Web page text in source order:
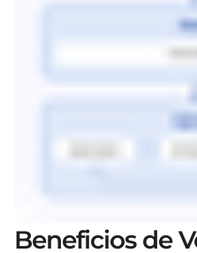
Beneficios de